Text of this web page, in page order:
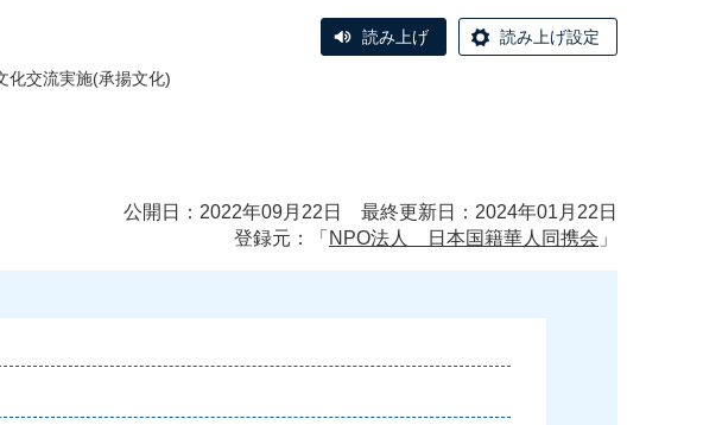
読み上げ 読み上げ設定
化交流実施(承揚文化)
公開日：2022年09月22日 最終更新日：2024年01月22日
登録元：「 NPO法人 日本国籍華人同携会 」